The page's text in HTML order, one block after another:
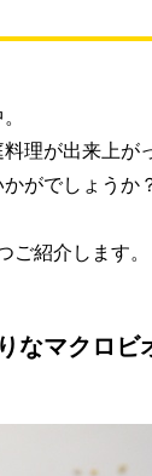
理が出来上が
がでしょうか
ご紹介します。
なマクロビ